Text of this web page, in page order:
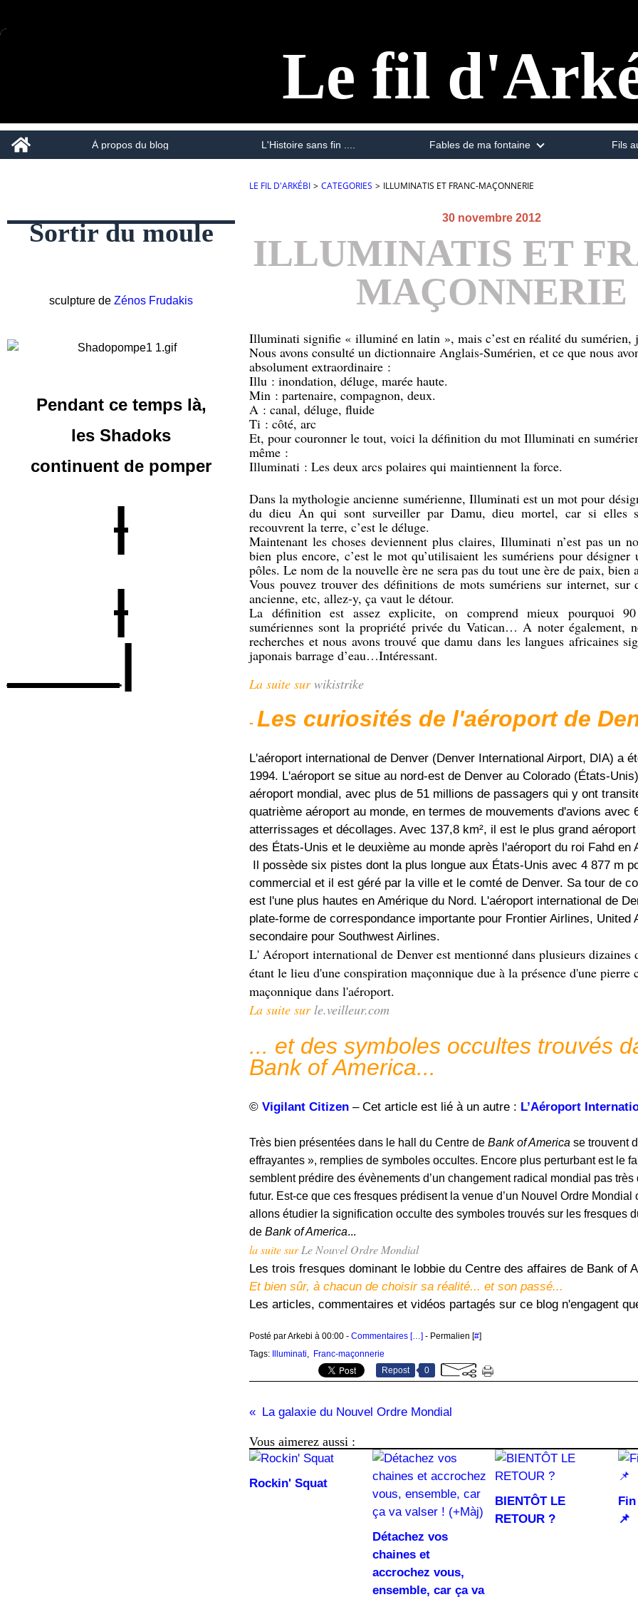
Le fil
Home
À propos du blog
L'Histoire sans fin .... Fables de ma fontaine Fils
Sortir du moule
sculpture de Zénos Frudakis
Pendant ce temps là,
les Shadoks
continuent de pomper
|
|
____|
LE FIL D'ARKÉBI > CATEGORIES > ILLUMINATIS ET FRANC-MAÇONNERIE
30 novembre 2012
ILLUMINATIS ET
MAÇONNERIE
Illuminati signifie « illuminé en latin », mais c’est en réalité du sumérien,
Nous avons consulté un dictionnaire Anglais-Sumérien, et ce que nous
absolument extraordinaire :
Illu : inondation, déluge, marée haute.
Min : partenaire, compagnon, deux.
A : canal, déluge, fluide
Ti : côté, arc
Et, pour couronner le tout, voici la définition du mot Illuminati en
même :
Illuminati : Les deux arcs polaires qui maintiennent la force.
Dans la mythologie ancienne sumérienne, Illuminati est un mot pour
du dieu An qui sont surveiller par Damu, dieu mortel, car si elles
recouvrent la terre, c’est le déluge.
Maintenant les choses deviennent plus claires, Illuminati n’est pas un
bien plus encore, c’est le mot qu’utilisaient les sumériens pour désigner
pôles. Le nom de la nouvelle ère ne sera pas du tout une ère de paix,
Vous pouvez trouver des définitions de mots sumériens sur internet, sur
ancienne, etc, allez-y, ça vaut le détour.
La définition est assez explicite, on comprend mieux pourquoi
sumériennes sont la propriété privée du Vatican… A noter également,
recherches et nous avons trouvé que damu dans les langues africaines
japonais barrage d’eau…Intéressant.
La suite sur wikistrike
-Les curiosités de l'aéroport de
L'aéroport international de Denver (Denver International Airport, DIA) a
1994. L'aéroport se situe au nord-est de Denver au Colorado (États-
aéroport mondial, avec plus de 51 millions de passagers qui y ont
quatrième aéroport au monde, en termes de mouvements d'avions avec
atterrissages et décollages. Avec 137,8 km², il est le plus grand
des États-Unis et le deuxième au monde après l'aéroport du roi Fahd en
Il possède six pistes dont la plus longue aux États-Unis avec 4 877 m
commercial et il est géré par la ville et le comté de Denver. Sa tour de
est l'une plus hautes en Amérique du Nord. L'aéroport international de
plate-forme de correspondance importante pour Frontier Airlines, United
secondaire pour Southwest Airlines.
L' Aéroport international de Denver est mentionné dans plusieurs dizaines
étant le lieu d'une conspiration maçonnique due à la présence d'une pierre
maçonnique dans l'aéroport.
La suite surle.veilleur.com
... et des symboles occultes trouvés
Bank of America...
© Vigilant Citizen – Cet article est lié à un autre : L’Aéroport
Très bien présentées dans le hall du Centre de Bank of America se trouvent
effrayantes », remplies de symboles occultes. Encore plus perturbant est le
semblent prédire des évènements d’un changement radical mondial pas très
futur. Est-ce que ces fresques prédisent la venue d’un Nouvel Ordre Mondial
allons étudier la signification occulte des symboles trouvés sur les fresques
de Bank of America...
la suite sur Le Nouvel Ordre Mondial
Les trois fresques dominant le lobbie du Centre des affaires de Bank of
Et bien sûr, à chacun de choisir sa réalité... et son passé...
Les articles, commentaires et vidéos partagés sur ce blog n'engagent
Posté par Arkebi à 00:00 - Commentaires […] - Permalien [#]
Tags:
Illuminati, Franc-maçonnerie
Repost
0
La galaxie du Nouvel Ordre Mondial
Vous aimerez aussi :
Rockin' Squat
Détachez vos
chaines et
accrochez vous,
ensemble, car ça va
BIENTÔT LE
RETOUR ?
📌